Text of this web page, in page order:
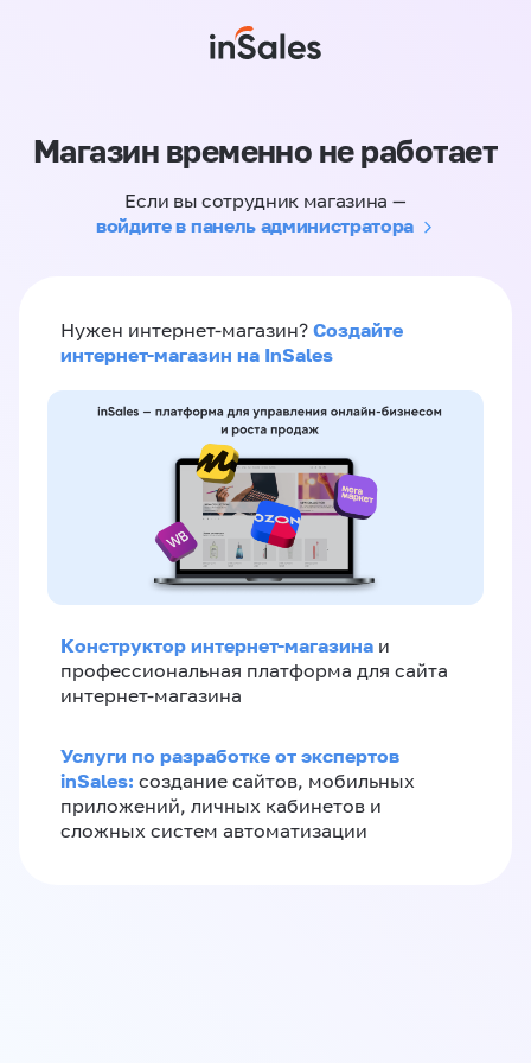
Магазин временно не работает
Если вы сотрудник магазина —
войдите в панель администратора
Нужен интернет-магазин? Создайте
интернет-магазин на InSales
Конструктор интернет-магазина и
профессиональная платформа для сайта
интернет-магазина
Услуги по разработке от экспертов
inSales: создание сайтов, мобильных
приложений, личных кабинетов и
сложных систем автоматизации